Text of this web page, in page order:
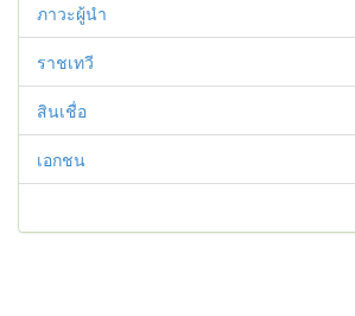
ภาวะผู้นำ
ราชเทวี
สินเชื่อ
เอกชน